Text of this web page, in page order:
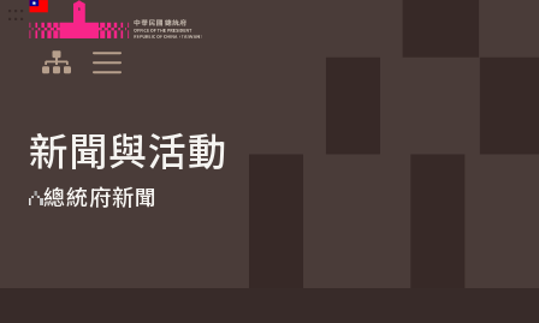
跳到主要內容
中華民國總統府
新聞與活動
總統府新聞